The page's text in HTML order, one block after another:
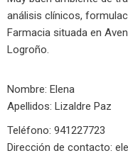
análisis clínicos,
Farmacia situada en
Logroño.
Nombre: Elena
Apellidos: Lizaldre Paz
Teléfono: 941227723
Dirección de contacto: